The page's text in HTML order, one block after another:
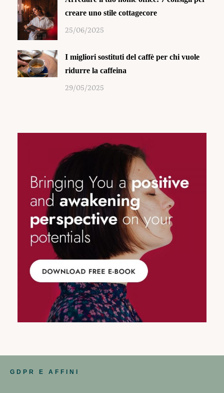
creare uno stile cottagecore
25/06/2025
I migliori sostituti del caffè per chi vuole
ridurre la caffeina
29/05/2025
GDPR E AFFINI